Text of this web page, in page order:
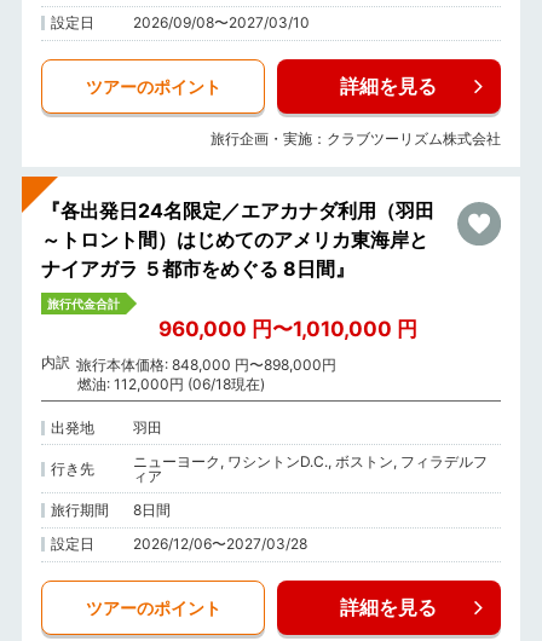
設定日
2026/09/08〜2027/03/10
ツアーのポイント 詳細を見る
旅行企画・実施：クラブツーリズム株式会社
『各出発日24名限定／エアカナダ利用（羽田
～トロント間）はじめてのアメリカ東海岸と
ナイアガラ ５都市をめぐる 8日間』
旅行代金合計
960,000 円〜1,010,000 円
内訳 旅行本体価格: 848,000 円〜898,000円
燃油: 112,000円 (06/18現在)
出発地 羽田
行き先
ニューヨーク, ワシントンD.C., ボストン, フィラデルフ
ィア
旅行期間
8日間
設定日
2026/12/06〜2027/03/28
ツアーのポイント 詳細を見る